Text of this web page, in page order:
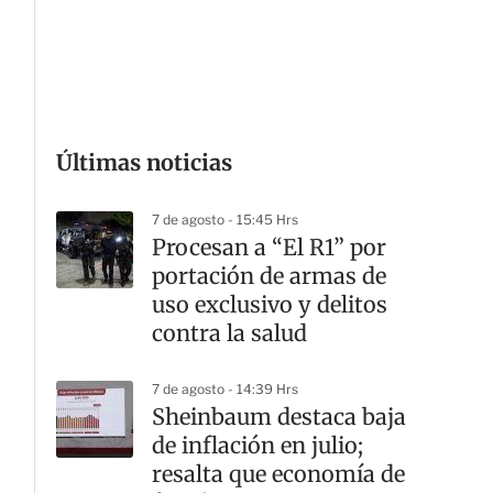
Últimas noticias
7 de agosto - 15:45 Hrs
Procesan a “El R1” por
portación de armas de
uso exclusivo y delitos
contra la salud
7 de agosto - 14:39 Hrs
Sheinbaum destaca baja
de inflación en julio;
resalta que economía de